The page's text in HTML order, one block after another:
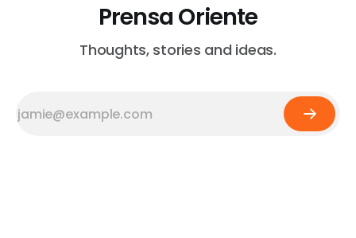
Prensa Oriente
Thoughts, stories and ideas.